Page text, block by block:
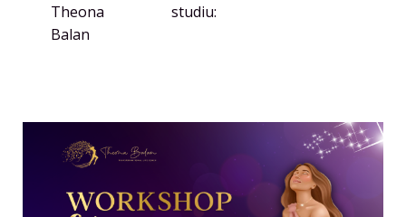
Theona
Balan
studiu: